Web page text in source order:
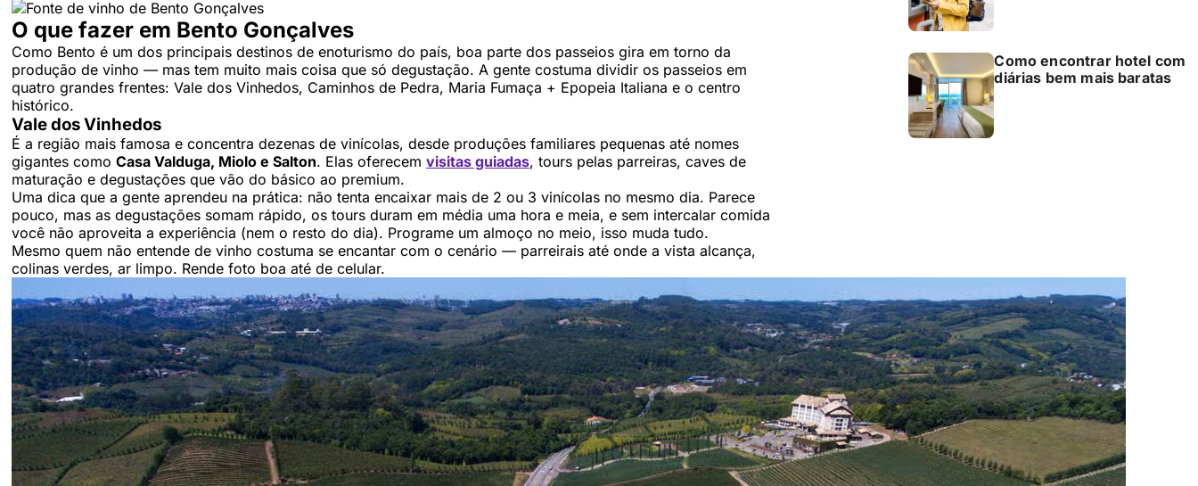
O que fazer em Bento Gonçalves
Como Bento é um dos principais destinos de enoturismo do país, boa parte dos passeios gira em torno da
produção de vinho — mas tem muito mais coisa que só degustação. A gente costuma dividir os passeios em
quatro grandes frentes: Vale dos Vinhedos, Caminhos de Pedra, Maria Fumaça + Epopeia Italiana e o centro
histórico.
Vale dos Vinhedos
É a região mais famosa e concentra dezenas de vinícolas, desde produções familiares pequenas até nomes
gigantes como Casa Valduga, Miolo e Salton. Elas oferecem visitas guiadas, tours pelas parreiras, caves de
maturação e degustações que vão do básico ao premium.
Uma dica que a gente aprendeu na prática: não tenta encaixar mais de 2 ou 3 vinícolas no mesmo dia. Parece
pouco, mas as degustações somam rápido, os tours duram em média uma hora e meia, e sem intercalar comida
você não aproveita a experiência (nem o resto do dia). Programe um almoço no meio, isso muda tudo.
Mesmo quem não entende de vinho costuma se encantar com o cenário — parreirais até onde a vista alcança,
colinas verdes, ar limpo. Rende foto boa até de celular.
Como encontrar hotel com
diárias bem mais baratas